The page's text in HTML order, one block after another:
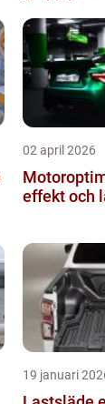
02 april 2026
effekt och
19 januari